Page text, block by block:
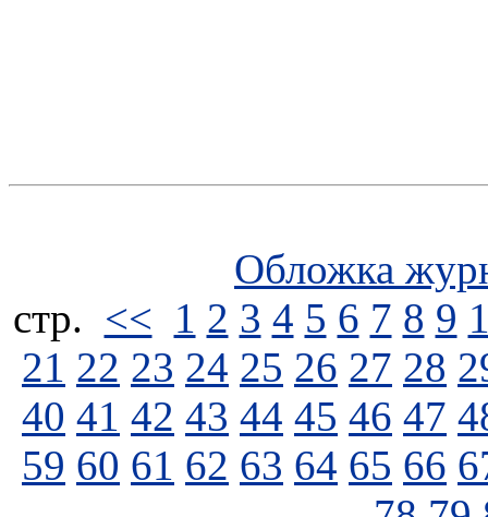
Обложка
стp. << 1 2 3 4 5 6 7 8 9
21 22 23 24 25 26 27 28
40 41 42 43 44 45 46 47
59 60 61 62 63 64 65 66